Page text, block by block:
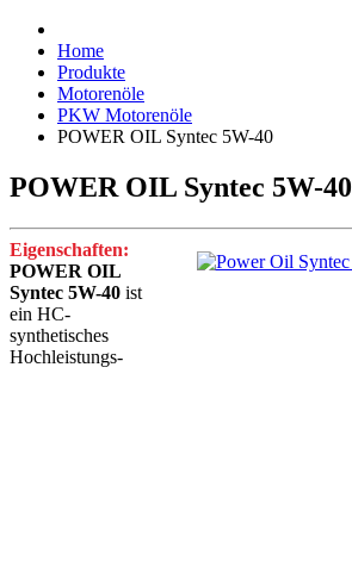
Home
Produkte
Motorenöle
PKW Motorenöle
POWER OIL Syntec 5W-40
POWER OIL Syntec 5W-40
Eigenschaften:
POWER OIL
Syntec 5W-40 ist
ein HC-
synthetisches
Hochleistungs-